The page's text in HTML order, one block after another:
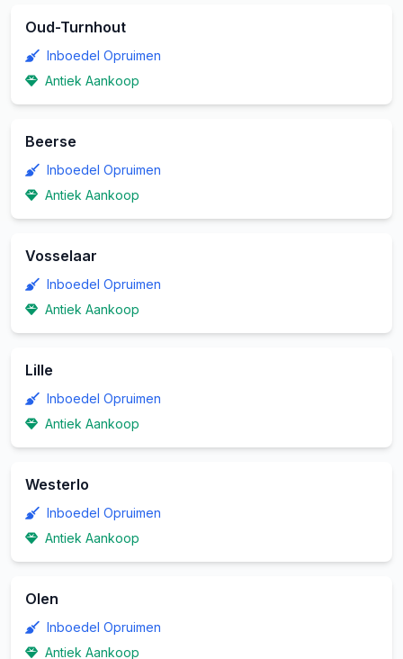
Oud-Turnhout
Inboedel Opruimen
Antiek Aankoop
Beerse
Inboedel Opruimen
Antiek Aankoop
Vosselaar
Inboedel Opruimen
Antiek Aankoop
Lille
Inboedel Opruimen
Antiek Aankoop
Westerlo
Inboedel Opruimen
Antiek Aankoop
Olen
Inboedel Opruimen
Antiek Aankoop